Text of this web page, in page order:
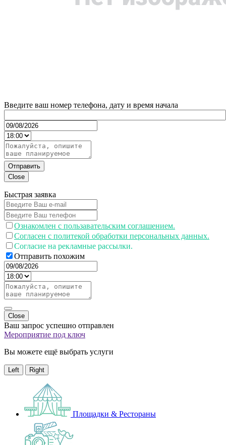
Введите ваш номер телефона, дату и время начала
Отправить
Close
Быстрая заявка
Ознакомлен с пользавательским соглашением.
Согласен с политекой обработки персональных данных.
Согласие на рекламные рассылки.
Отправить похожим
Close
Ваш запрос успешно отправлен
Мероприятие под ключ
Вы можете ещё выбрать услуги
Left Right
Площадки & Рестораны